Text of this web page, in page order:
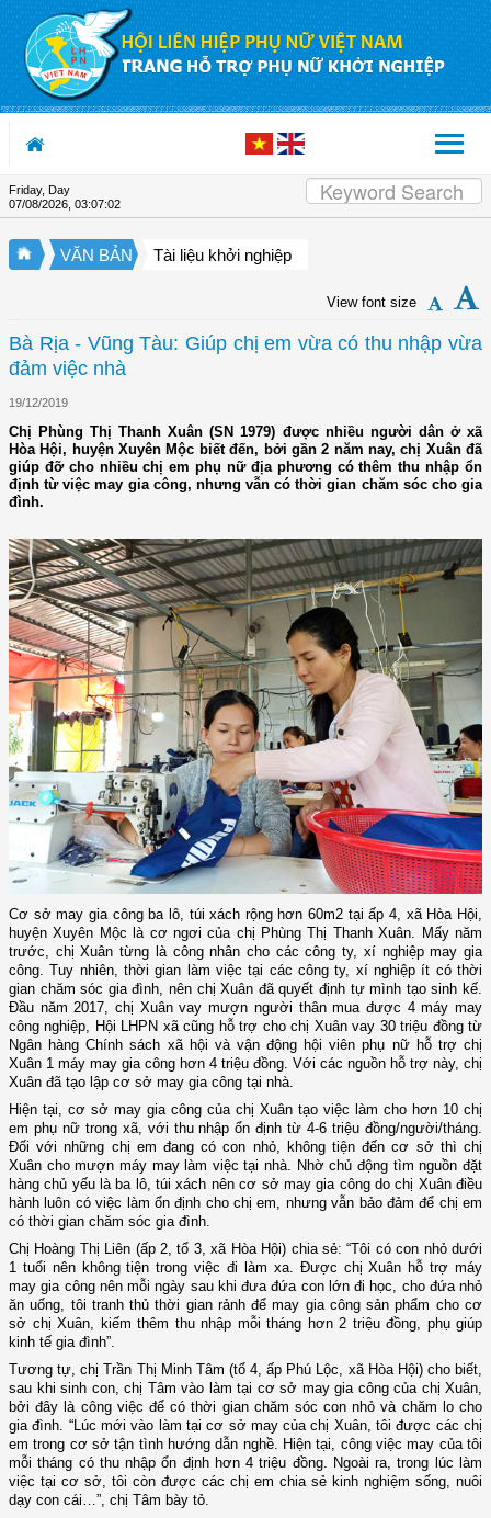
Skip to Content
Friday, Day
07/08/2026 03:07:02
VĂN BẢN Tài liệu khởi nghiệp
View font size
Bà Rịa - Vũng Tàu: Giúp chị em vừa có thu nhập vừa
đảm việc nhà
19/12/2019
Chị Phùng Thị Thanh Xuân (SN 1979) được nhiều người dân ở xã
Hòa Hội, huyện Xuyên Mộc biết đến, bởi gần 2 năm nay, chị Xuân đã
giúp đỡ cho nhiều chị em phụ nữ địa phương có thêm thu nhập ổn
định từ việc may gia công, nhưng vẫn có thời gian chăm sóc cho gia
đình.
Cơ sở may gia công ba lô, túi xách rộng hơn 60m2 tại ấp 4, xã Hòa Hội,
huyện Xuyên Mộc là cơ ngơi của chị Phùng Thị Thanh Xuân. Mấy năm
trước, chị Xuân từng là công nhân cho các công ty, xí nghiệp may gia
công. Tuy nhiên, thời gian làm việc tại các công ty, xí nghiệp ít có thời
gian chăm sóc gia đình, nên chị Xuân đã quyết định tự mình tạo sinh kế.
Đầu năm 2017, chị Xuân vay mượn người thân mua được 4 máy may
công nghiệp, Hội LHPN xã cũng hỗ trợ cho chị Xuân vay 30 triệu đồng từ
Ngân hàng Chính sách xã hội và vận động hội viên phụ nữ hỗ trợ chị
Xuân 1 máy may gia công hơn 4 triệu đồng. Với các nguồn hỗ trợ này, chị
Xuân đã tạo lập cơ sở may gia công tại nhà.
Hiện tại, cơ sở may gia công của chị Xuân tạo việc làm cho hơn 10 chị
em phụ nữ trong xã, với thu nhập ổn định từ 4-6 triệu đồng/người/tháng.
Đối với những chị em đang có con nhỏ, không tiện đến cơ sở thì chị
Xuân cho mượn máy may làm việc tại nhà. Nhờ chủ động tìm nguồn đặt
hàng chủ yếu là ba lô, túi xách nên cơ sở may gia công do chị Xuân điều
hành luôn có việc làm ổn định cho chị em, nhưng vẫn bảo đảm để chị em
có thời gian chăm sóc gia đình.
Chị Hoàng Thị Liên (ấp 2, tổ 3, xã Hòa Hội) chia sẻ: “Tôi có con nhỏ dưới
1 tuổi nên không tiện trong việc đi làm xa. Được chị Xuân hỗ trợ máy
may gia công nên mỗi ngày sau khi đưa đứa con lớn đi học, cho đứa nhỏ
ăn uống, tôi tranh thủ thời gian rảnh để may gia công sản phẩm cho cơ
sở chị Xuân, kiếm thêm thu nhập mỗi tháng hơn 2 triệu đồng, phụ giúp
kinh tế gia đình”.
Tương tự, chị Trần Thị Minh Tâm (tổ 4, ấp Phú Lộc, xã Hòa Hội) cho biết,
sau khi sinh con, chị Tâm vào làm tại cơ sở may gia công của chị Xuân,
bởi đây là công việc để có thời gian chăm sóc con nhỏ và chăm lo cho
gia đình. “Lúc mới vào làm tại cơ sở may của chị Xuân, tôi được các chị
em trong cơ sở tận tình hướng dẫn nghề. Hiện tại, công việc may của tôi
mỗi tháng có thu nhập ổn định hơn 4 triệu đồng. Ngoài ra, trong lúc làm
việc tại cơ sở, tôi còn được các chị em chia sẻ kinh nghiệm sống, nuôi
dạy con cái…”, chị Tâm bày tỏ.